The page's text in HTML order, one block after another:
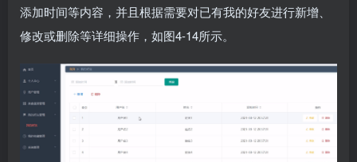
添加时间等内容，并且根据需要对已有我的好友进行新增、
修改或删除等详细操作，如图4-14所示。